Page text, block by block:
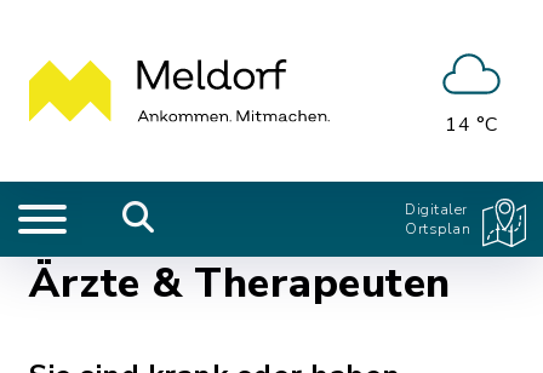
14 °C
Digitaler
Ortsplan
Ärzte & Therapeuten